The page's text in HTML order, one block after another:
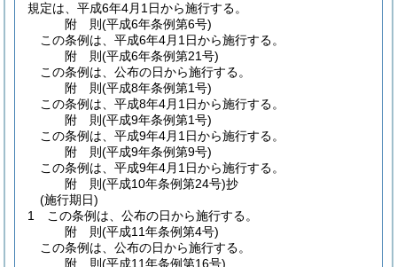
規定は、平成6年4月1日から施行する。
附 則(平成6年条例第6号)
この条例は、平成6年4月1日から施行する。
附 則(平成6年条例第21号)
この条例は、公布の日から施行する。
附 則(平成8年条例第1号)
この条例は、平成8年4月1日から施行する。
附 則(平成9年条例第1号)
この条例は、平成9年4月1日から施行する。
附 則(平成9年条例第9号)
この条例は、平成9年4月1日から施行する。
附 則(平成10年条例第24号)抄
(施行期日)
1
この条例は、公布の日から施行する。
附 則(平成11年条例第4号)
この条例は、公布の日から施行する。
附 則(平成11年条例第16号)